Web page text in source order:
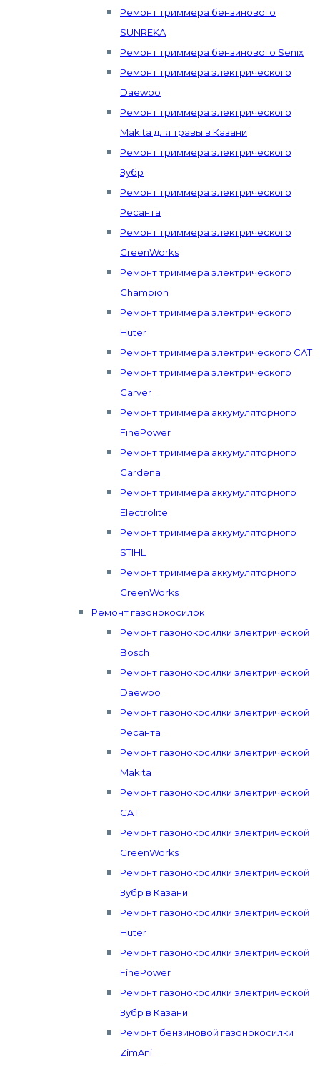
Ремонт триммера бензинового
SUNREKA
Ремонт триммера бензинового Senix
Ремонт триммера электрического
Daewoo
Ремонт триммера электрического
Makita для травы в Казани
Ремонт триммера электрического
Зубр
Ремонт триммера электрического
Ресанта
Ремонт триммера электрического
GreenWorks
Ремонт триммера электрического
Champion
Ремонт триммера электрического
Huter
Ремонт триммера электрического CAT
Ремонт триммера электрического
Carver
Ремонт триммера аккумуляторного
FinePower
Ремонт триммера аккумуляторного
Gardena
Ремонт триммера аккумуляторного
Electrolite
Ремонт триммера аккумуляторного
STIHL
Ремонт триммера аккумуляторного
GreenWorks
Ремонт газонокосилок
Ремонт газонокосилки электрической
Bosch
Ремонт газонокосилки электрической
Daewoo
Ремонт газонокосилки электрической
Ресанта
Ремонт газонокосилки электрической
Makita
Ремонт газонокосилки электрической
CAT
Ремонт газонокосилки электрической
GreenWorks
Ремонт газонокосилки электрической
Зубр в Казани
Ремонт газонокосилки электрической
Huter
Ремонт газонокосилки электрической
FinePower
Ремонт газонокосилки электрической
Зубр в Казани
Ремонт бензиновой газонокосилки
ZimAni